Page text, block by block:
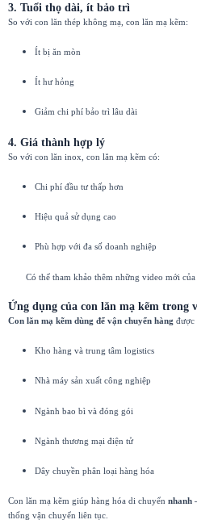
3. Tuổi thọ dài, ít bảo trì
So với con lăn thép không mạ, con lăn mạ kẽm:
Ít bị ăn mòn
Ít hư hỏng
Giảm chi phí bảo trì lâu dài
4. Giá thành hợp lý
So với con lăn inox, con lăn mạ kẽm có:
Chi phí đầu tư thấp hơn
Hiệu quả sử dụng cao
Phù hợp với đa số doanh nghiệp
Có thể tham khảo thêm những video mới
Ứng dụng của con lăn mạ kẽm trong
Con lăn mạ kẽm dùng để vận chuyển hàng được
Kho hàng và trung tâm logistics
Nhà máy sản xuất công nghiệp
Ngành bao bì và đóng gói
Ngành thương mại điện tử
Dây chuyền phân loại hàng hóa
Con lăn mạ kẽm giúp hàng hóa di chuyển nhanh
thống vận chuyển liên tục.